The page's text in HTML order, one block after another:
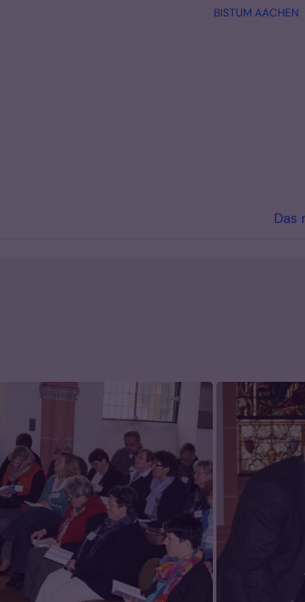
BISTUM AACHEN
Das